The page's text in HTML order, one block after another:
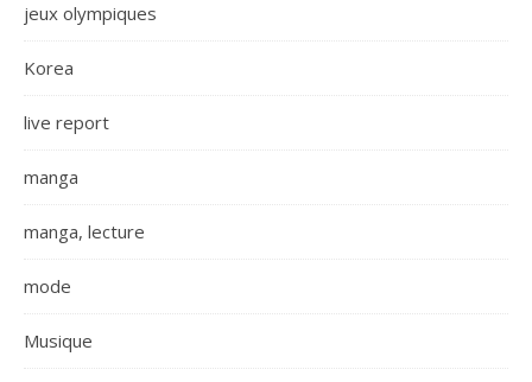
jeux olympiques
Korea
live report
manga
manga, lecture
mode
Musique